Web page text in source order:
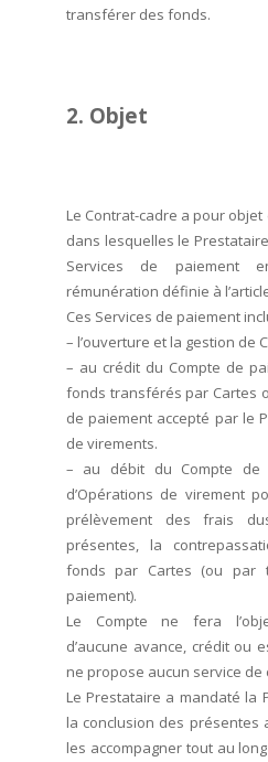
transférer des fonds.
2. Objet
Le Contrat-cadre a pour
dans lesquelles le
Services de paiement
rémunération définie à
Ces Services de paiement
– l’ouverture et la gestion de
– au crédit du Compte de
fonds transférés par Cartes
de paiement accepté par le
de virements.
– au débit du Compte de
d’Opérations de virement
prélèvement des frais
présentes, la
fonds par Cartes (ou par
paiement).
Le Compte ne fera
d’aucune avance, crédit ou
ne propose aucun service de
Le Prestataire a mandaté la
la conclusion des présentes
les accompagner tout au